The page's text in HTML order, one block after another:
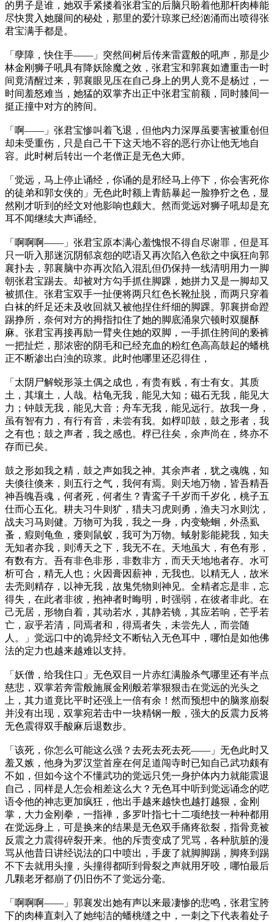
的男子是谁，她双手紧搂着张君宝的后脑只盼着他那杆肉棒能
尽快贯入她腿间的秘处，那里的爱汁琼浆已经汹涌而出喷得张
君宝满手都是。
「孽障，快住手——」突然间树后传来雷霆般的吼声，那是少
林金刚狮子吼具有降妖除魔之效，张君宝和郭襄如遭重击一时
间竟清醒过来，郭襄眼见压在自己身上的男人竟不是杨过，一
时间羞怒难当，她猛的双掌齐出正中张君宝前额，同时膝间一
挺正撞中对方的胯间。
「啊——」张君宝惨叫着飞退，但他内力深厚虽要害被重创但
却未受重伤，只是自己干下这天地不容的恶行亦让他无地自
容。此时树后转出一个老僧正是无色大师。
「觉远，马上停止诵经，你诵的是邪经马上停下，你会害死你
的徒弟和郭女侠的」无色此时额上青筋暴起一脸狰狞之色，显
然刚才听到的经文对他影响也颇大。然而觉远对狮子吼却是充
耳不闻继续大声诵经。
「啊啊啊——」张君宝原本满心羞愧恨不得自尽谢罪，但是耳
只一听入那迷沉阴郁哀怨的呓语又再次陷入色欲之中疯狂向郭
襄扑去，郭襄脑中亦再次陷入混乱但仍保持一线清明用力一脚
朝张君宝踢去。却被对方勾手抓住脚踝，她拼力又是一脚却又
被抓住。张君宝双手一扯便将两只红色长靴扯脱，而两只穿着
白袜的纤足还未及收回就又被他捏住纤细的脚踝。郭襄拼命蹬
踢挣所，奈何对方的拇指扣住了她的脚底涌泉穴顿时双腿酥
麻。张君宝再接再励一臂夹住她的双脚，一手抓住胯间的亵裤
一把扯烂，那浓密的阴毛和已经充血的粉红色高高鼓起的蟠桃
正不断渗出白浊的琼浆。此时他哪里还忍得住，
「太阴尸解蜕形箓土偶之成也，有贵有贱，有士有女。其质
土，其壤土，人哉。枯龟无我，能见大知；磁石无我，能见大
力；钟鼓无我，能见大音；舟车无我，能见远行。故我一身，
虽有智有力，有行有音，未尝有我。如桴叩鼓，鼓之形者，我
之有也；鼓之声者，我之感也。桴已往矣，余声尚在，终亦不
存而已矣。
鼓之形如我之精，鼓之声如我之神。其余声者，犹之魂魄，知
夫倏往倏来，则五行之气，我何有焉。则天地万物，皆吾精吾
神吾魄吾魂，何者死，何者生？青鸾子千岁而千岁化，桃子五
仕而心五化。耕夫习牛则犷，猎夫习虎则勇，渔夫习水则沈，
战夫习马则健。万物可为我，我之一身，内变蛲蛔，外烝虱
蚤，瘕则龟鱼，瘘则鼠蚁，我可为万物。蜮射影能毙我，知夫
无知者亦我，则溥天之下，我无不在。天地虽大，有色有形，
有数有方。吾有非色非形，非数非方，而天天地地者存。水可
析可合，精无人也；火因膏因薪神，无我也。以精无人，故米
去壳则精存，以神无我，故鬼凭物则神见。全精者忘是非，忘
得失，在此者非彼，抱神者时晦明，时强弱，在彼者非此。在
己无居，形物自着，其动若水，其静若镜，其应若响，芒乎若
亡，寂乎若清，同焉者和，得焉者失，未尝先人，而尝随
人。」觉远口中的诡异经文不断钻入无色耳中，哪怕是如他佛
法的定力也越来越难以支持。
「妖僧，给我住口」无色双目一片赤红满脸杀气哪里还有半点
慈悲，双掌若奔雷般施展金刚般若掌狠狠击在觉远的光头之
上，其力道竟比平时还强上一倍有余！然而预想中的脑浆崩裂
并没有出现，双掌宛若击中一块精钢一般，强大的反震力反将
无色震得双手酸麻后退数步。
「该死，你怎么可能这么强？去死去死去死——」无色此时又
羞又嫉，他身为罗汉堂首座在何足道闯寺时已知自己武功颇有
不如，但如今这个不懂武功的觉远只凭一身护体内力就能震退
自己，同样是人怎会相差这么大？无色耳中听到觉远诵念的呓
语令他的神志更加疯狂，他出手越来越快也越打越狠，金刚
掌，大力金刚拳，一指禅，多罗叶指七十二项绝技一种种都用
在觉远身上，可是换来的结果是无色双手痛疼欲裂，指骨竟被
反震之力震得碎裂开来。他的斥责变成了咒骂，各种肮脏的漫
骂从他昔日讲经说法的口中喷出，手废了就脚脚踢，脚疼到踢
不下去就用头撞，头撞得都听到骨裂之声就用牙咬，哪怕最后
几颗老牙都崩了仍旧伤不了觉远分毫。
「啊啊啊——」郭襄发出她有声以来最凄惨的悲鸣，张君宝胯
下的肉棒直刺入了她纯洁的蟠桃缝之中，一刺之下代表着处子